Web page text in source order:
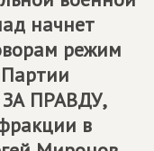
начнет
режим
Партии
ПРАВДУ,
в